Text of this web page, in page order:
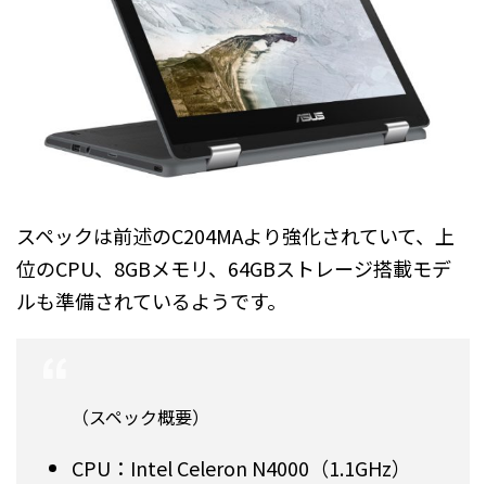
スペックは前述のC204MAより強化されていて、上
位のCPU、8GBメモリ、64GBストレージ搭載モデ
ルも準備されているようです。
（スペック概要）
CPU：Intel Celeron N4000（1.1GHz）